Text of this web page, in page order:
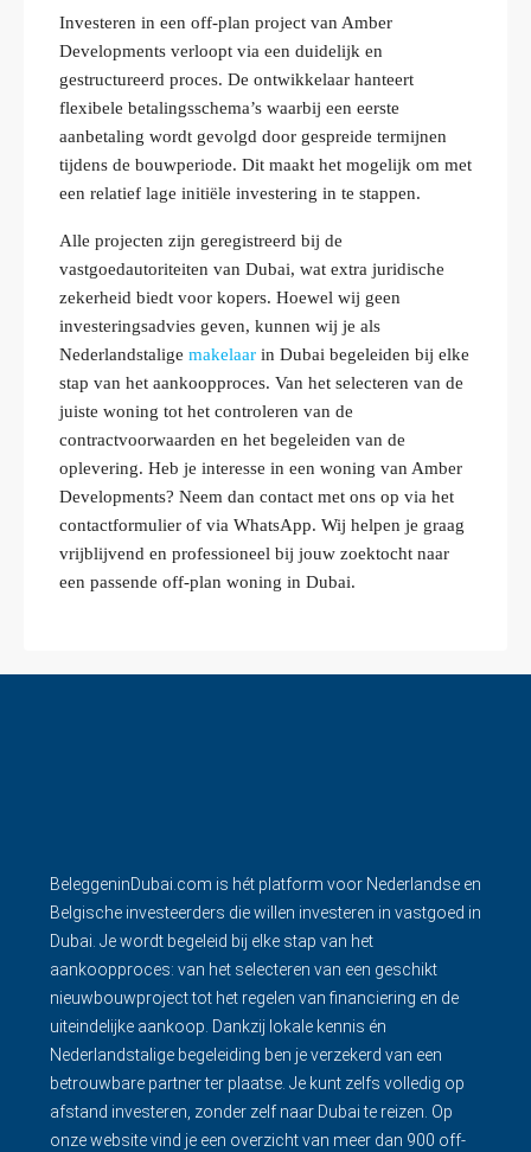
Investeren in een off‑plan project van Amber
Developments verloopt via een duidelijk en
gestructureerd proces. De ontwikkelaar hanteert
flexibele betalingsschema’s waarbij een eerste
aanbetaling wordt gevolgd door gespreide termijnen
tijdens de bouwperiode. Dit maakt het mogelijk om met
een relatief lage initiële investering in te stappen.
Alle projecten zijn geregistreerd bij de
vastgoedautoriteiten van Dubai, wat extra juridische
zekerheid biedt voor kopers. Hoewel wij geen
investeringsadvies geven, kunnen wij je als
Nederlandstalige makelaar in Dubai begeleiden bij elke
stap van het aankoopproces. Van het selecteren van de
juiste woning tot het controleren van de
contractvoorwaarden en het begeleiden van de
oplevering. Heb je interesse in een woning van Amber
Developments? Neem dan contact met ons op via het
contactformulier of via WhatsApp. Wij helpen je graag
vrijblijvend en professioneel bij jouw zoektocht naar
een passende off‑plan woning in Dubai.
BeleggeninDubai.com is hét platform voor Nederlandse en
Belgische investeerders die willen investeren in vastgoed in
Dubai. Je wordt begeleid bij elke stap van het
aankoopproces: van het selecteren van een geschikt
nieuwbouwproject tot het regelen van financiering en de
uiteindelijke aankoop. Dankzij lokale kennis én
Nederlandstalige begeleiding ben je verzekerd van een
betrouwbare partner ter plaatse. Je kunt zelfs volledig op
afstand investeren, zonder zelf naar Dubai te reizen. Op
onze website vind je een overzicht van meer dan 900 off-